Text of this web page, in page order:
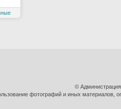
©
фотографий и иных материалов,